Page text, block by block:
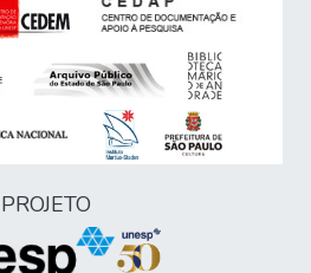
PROJETO